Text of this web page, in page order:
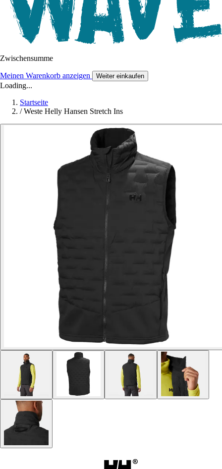
Zwischensumme
Meinen Warenkorb anzeigen Weiter einkaufen
Loading...
Startseite
/ Weste Helly Hansen Stretch Ins